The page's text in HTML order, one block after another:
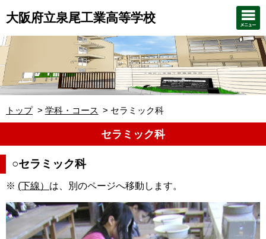
大阪府立泉尾工業高等学校
トップ 学科・コース セラミック科
セラミック科
○セラミック科
※ (下線） は、別のページへ移動します。